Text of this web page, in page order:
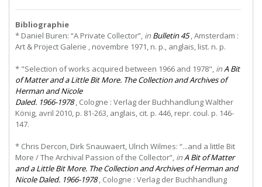
Bibliographie
* Daniel Buren: “A Private Collector”, in Bulletin 45, Amsterdam :
Art & Project Galerie , novembre 1971, n. p., anglais, list. n. p.
* "Selection of works acquired between 1966 and 1978", inABit
ofMatterandaLittleBitMore. TheCollectionandArchivesof
HermanandNicole
Daled. 1966-1978, Cologne : Verlag der Buchhandlung Walther
König, avril 2010, p. 81-263, anglais, cit. p. 446, repr. coul. p. 146-
147.
* Chris Dercon, Dirk Snauwaert, Ulrich Wilmes: “...and a little Bit
More / The Archival Passion of the Collector”, inA Bit of Matter
and a Little Bit More. The Collection and Archives of Herman and
Nicole Daled. 1966-1978, Cologne : Verlag der Buchhandlung